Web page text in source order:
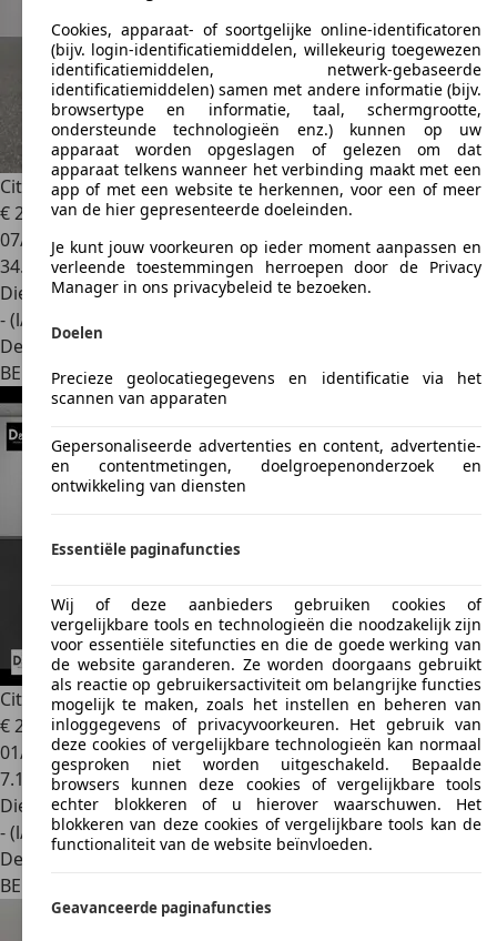
Citroen Berlingo FEEL PACK
€ 21.9991
07/2021
34.136 km
Diesel
- (l/100 km)
Dealer
BE 7520Ramegnies-chin
Citroen Berlingo MAX XL | auto airco | GPS | camera | 7pl |
€ 28.5901
01/2026
7.199 km
Diesel
- (l/100 km)
Dealer
BE 8790
Cookies, apparaat- of soortgelijke online-identificatoren
(bijv. login-identificatiemiddelen, willekeurig toegewezen
identificatiemiddelen, netwerk-gebaseerde
identificatiemiddelen) samen met andere informatie (bijv.
browsertype en informatie, taal, schermgrootte,
ondersteunde technologieën enz.) kunnen op uw
apparaat worden opgeslagen of gelezen om dat
apparaat telkens wanneer het verbinding maakt met een
app of met een website te herkennen, voor een of meer
van de hier gepresenteerde doeleinden.
Je kunt jouw voorkeuren op ieder moment aanpassen en
verleende toestemmingen herroepen door de Privacy
Manager in ons privacybeleid te bezoeken.
Doelen
Precieze geolocatiegegevens en identificatie via het
scannen van apparaten
Gepersonaliseerde advertenties en content, advertentie-
en contentmetingen, doelgroepenonderzoek en
ontwikkeling van diensten
Essentiële paginafuncties
Wij of deze aanbieders gebruiken cookies of
vergelijkbare tools en technologieën die noodzakelijk zijn
voor essentiële sitefuncties en die de goede werking van
de website garanderen. Ze worden doorgaans gebruikt
als reactie op gebruikersactiviteit om belangrijke functies
mogelijk te maken, zoals het instellen en beheren van
inloggegevens of privacyvoorkeuren. Het gebruik van
deze cookies of vergelijkbare technologieën kan normaal
gesproken niet worden uitgeschakeld. Bepaalde
browsers kunnen deze cookies of vergelijkbare tools
echter blokkeren of u hierover waarschuwen. Het
blokkeren van deze cookies of vergelijkbare tools kan de
functionaliteit van de website beïnvloeden.
Geavanceerde paginafuncties